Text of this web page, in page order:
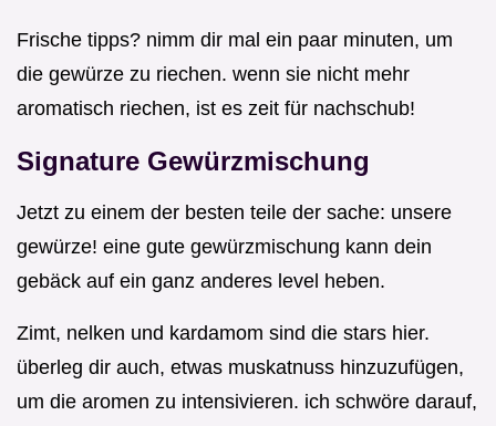
Frische tipps? nimm dir mal ein paar minuten, um
die gewürze zu riechen. wenn sie nicht mehr
aromatisch riechen, ist es zeit für nachschub!
Signature Gewürzmischung
Jetzt zu einem der besten teile der sache: unsere
gewürze! eine gute gewürzmischung kann dein
gebäck auf ein ganz anderes level heben.
Zimt, nelken und kardamom sind die stars hier.
überleg dir auch, etwas muskatnuss hinzuzufügen,
um die aromen zu intensivieren. ich schwöre darauf,